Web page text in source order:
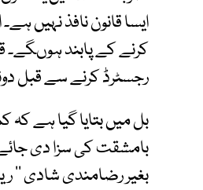
ایسا قانون نافذ نہیں
کرنے کے پابند ہوںگے۔
رجسٹرڈ کرنے سے قبل
بامشقت کی سزا دی